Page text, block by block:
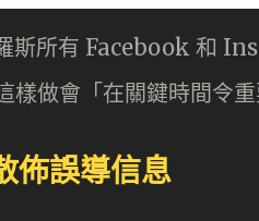
斯所有 Facebook 和
做會「在關鍵時間令重
佈誤導信息